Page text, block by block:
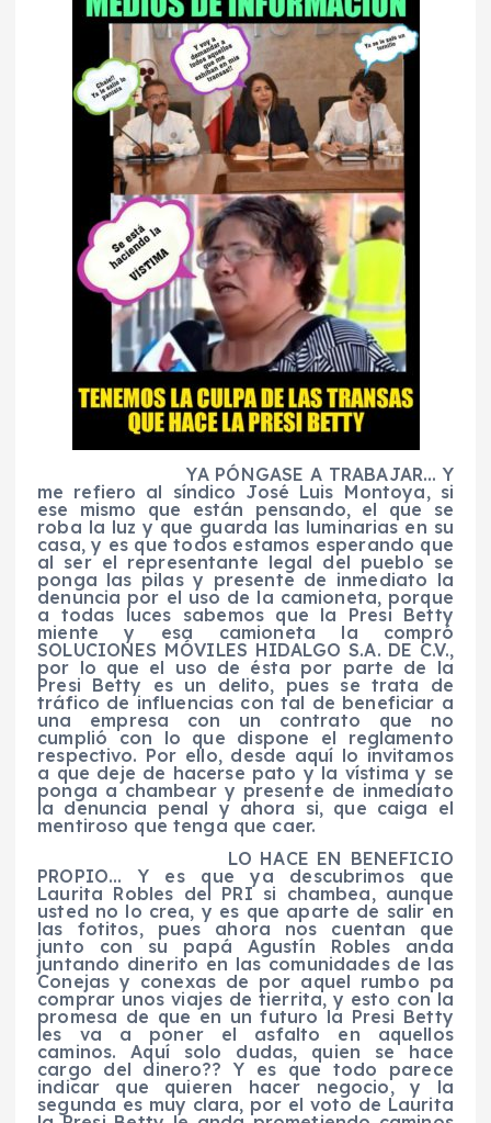
YA PÓNGASE A TRABAJAR… Y
me refiero al síndico José Luis Montoya, si
ese mismo que están pensando, el que se
roba la luz y que guarda las luminarias en su
casa, y es que todos estamos esperando que
al ser el representante legal del pueblo se
ponga las pilas y presente de inmediato la
denuncia por el uso de la camioneta, porque
a todas luces sabemos que la Presi Betty
miente y esa camioneta la compró
SOLUCIONES MÓVILES HIDALGO S.A. DE C.V.,
por lo que el uso de ésta por parte de la
Presi Betty es un delito, pues se trata de
tráfico de influencias con tal de beneficiar a
una empresa con un contrato que no
cumplió con lo que dispone el reglamento
respectivo. Por ello, desde aquí lo invitamos
a que deje de hacerse pato y la vístima y se
ponga a chambear y presente de inmediato
la denuncia penal y ahora si, que caiga el
mentiroso que tenga que caer.
LO HACE EN BENEFICIO
PROPIO… Y es que ya descubrimos que
Laurita Robles del PRI si chambea, aunque
usted no lo crea, y es que aparte de salir en
las fotitos, pues ahora nos cuentan que
junto con su papá Agustín Robles anda
juntando dinerito en las comunidades de las
Conejas y conexas de por aquel rumbo pa
comprar unos viajes de tierrita, y esto con la
promesa de que en un futuro la Presi Betty
les va a poner el asfalto en aquellos
caminos. Aquí solo dudas, quien se hace
cargo del dinero?? Y es que todo parece
indicar que quieren hacer negocio, y la
segunda es muy clara, por el voto de Laurita